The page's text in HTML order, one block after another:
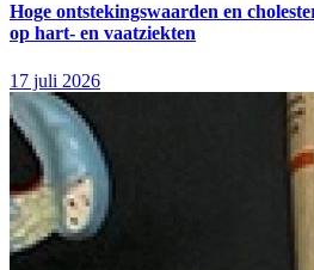
Hoge ontstekingswaarden en
op hart- en vaatziekten
17 juli 2026